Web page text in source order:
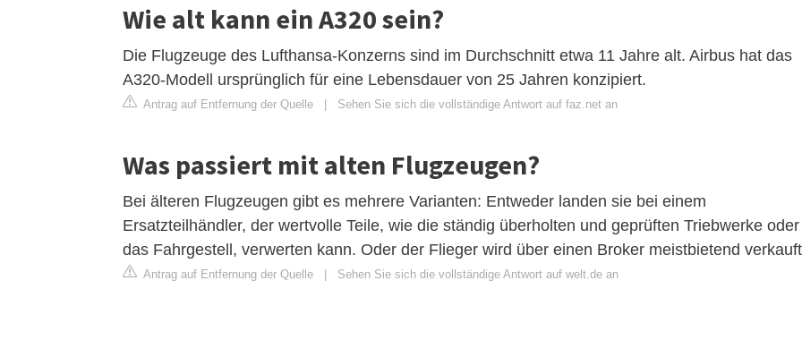
Wie alt kann ein A320 sein?
Die Flugzeuge des Lufthansa-Konzerns sind im Durchschnitt etwa 11 Jahre alt. Airbus hat das
A320-Modell ursprünglich für eine Lebensdauer von 25 Jahren konzipiert.
Antrag auf Entfernung der Quelle | Sehen Sie sich die vollständige Antwort auf faz.net an
Was passiert mit alten Flugzeugen?
Bei älteren Flugzeugen gibt es mehrere Varianten: Entweder landen sie bei einem
Ersatzteilhändler, der wertvolle Teile, wie die ständig überholten und geprüften Triebwerke oder
das Fahrgestell, verwerten kann. Oder der Flieger wird über einen Broker meistbietend
Antrag auf Entfernung der Quelle | Sehen Sie sich die vollständige Antwort auf welt.de an